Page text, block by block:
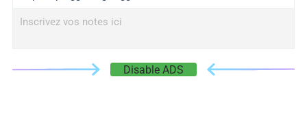
Inscrivez vos notes ici
Disable ADS